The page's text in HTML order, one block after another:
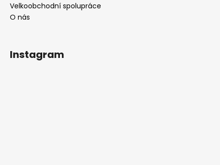
Velkoobchodní spolupráce
O nás
Instagram